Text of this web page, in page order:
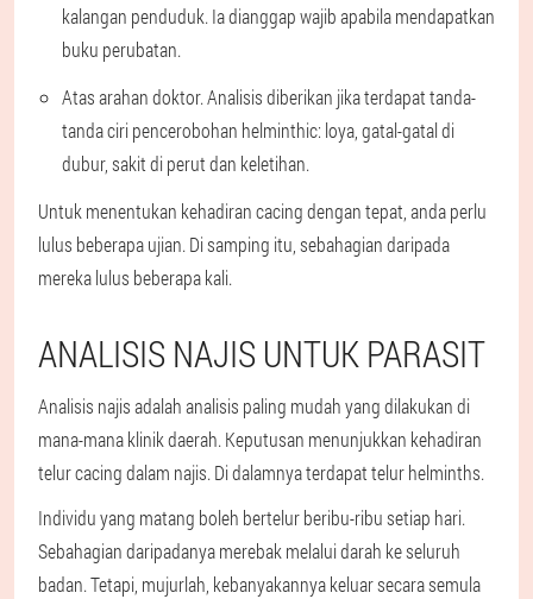
kalangan penduduk. Ia dianggap wajib apabila mendapatkan
buku perubatan.
Atas arahan doktor. Analisis diberikan jika terdapat tanda-
tanda ciri pencerobohan helminthic: loya, gatal-gatal di
dubur, sakit di perut dan keletihan.
Untuk menentukan kehadiran cacing dengan tepat, anda perlu
lulus beberapa ujian. Di samping itu, sebahagian daripada
mereka lulus beberapa kali.
ANALISIS NAJIS UNTUK PARASIT
Analisis najis adalah analisis paling mudah yang dilakukan di
mana-mana klinik daerah. Keputusan menunjukkan kehadiran
telur cacing dalam najis. Di dalamnya terdapat telur helminths.
Individu yang matang boleh bertelur beribu-ribu setiap hari.
Sebahagian daripadanya merebak melalui darah ke seluruh
badan. Tetapi, mujurlah, kebanyakannya keluar secara semula